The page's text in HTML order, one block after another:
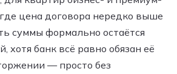
цена договора нередко выше
суммы формально остаётся
хотя банк всё равно обязан её
— просто без